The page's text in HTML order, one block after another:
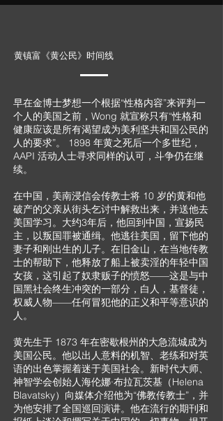
黄镇富《黄公民》时间线
早在金博士梦想一个根据“性格内容”来评判一
个人的美国之前，Wong 就宣称只有“性格和
健康应该是所有渴望成为美利坚共和国公民的
人的要求”。 1898 年黄之死后一个多世纪，
AAPI 活动人士寻求同样的认可，斗争仍在继
续。
在中国，美南浸信会传教士将 10 岁的黄和他
破产的父亲从街头乞讨中解救出来，并送他去
美国学习。大约3年后，他回到中国，宣扬民
主，以叛国罪被通缉。他逃往美国，留下他的
妻子和刚出生的儿子。在旧金山，在当地传教
士的帮助下，他释放了船上被卖淫的年轻中国
女孩，这引起了奴隶贩子的愤怒——这是与中
国黑社会终生冲突的一部分，白人，基督徒，
权威人物——任何冒犯他的正义和平等意识的
人。
黄先生于 1873 年在密歇根州的大急流城成为
美国公民。他以出人意料的机智、老练和对英
语的出色掌握着迷于美国社会。新时代大师、
神智学会创始人海伦娜·布拉瓦茨基（Helena
Blavatsky）向媒体介绍他为“佛教传教士”，并
为他安排了全国巡回演讲。他在流行的期刊和